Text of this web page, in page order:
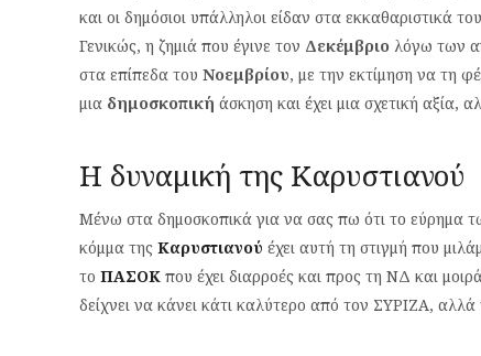
και οι δημόσιοι υπάλληλοι είδαν στα εκκαθαριστικά
Γενικώς, η ζημιά που έγινε τον Δεκέμβριο λόγω των
στα επίπεδα του Νοεμβρίου, με την εκτίμηση να τη
μια δημοσκοπική άσκηση και έχει μια σχετική αξία,
Η δυναμική της Καρυστιανού
Μένω στα δημοσκοπικά για να σας πω ότι το εύρημα
κόμμα της Καρυστιανού έχει αυτή τη στιγμή που
το ΠΑΣΟΚ που έχει διαρροές και προς τη ΝΔ και
δείχνει να κάνει κάτι καλύτερο από τον ΣΥΡΙΖΑ, αλλά